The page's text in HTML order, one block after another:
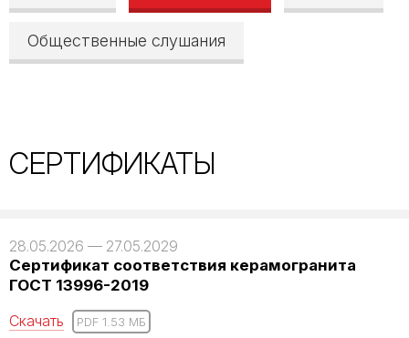
Общественные слушания
СЕРТИФИКАТЫ
28.05.2026 — 27.05.2029
Сертификат соответствия керамогранита
ГОСТ 13996-2019
Скачать
PDF 1.53 MБ